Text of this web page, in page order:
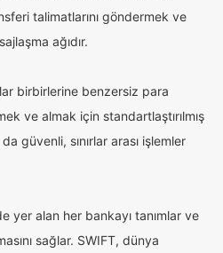
talimatlarını göndermek ve
ağıdır.
birbirlerine benzersiz para
ve almak için standartlaştırılmış
güvenli, sınırlar arası işlemler
yer alan her bankayı tanımlar ve
sağlar. SWIFT, dünya